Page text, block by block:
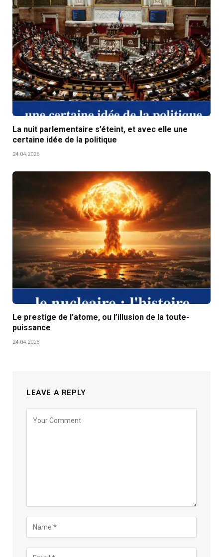
La nuit parlementaire s’éteint, et avec elle une
certaine idée de la politique
24.04.2026
Le prestige de l’atome, ou l’illusion de la toute-
puissance
24.04.2026
LEAVE A REPLY